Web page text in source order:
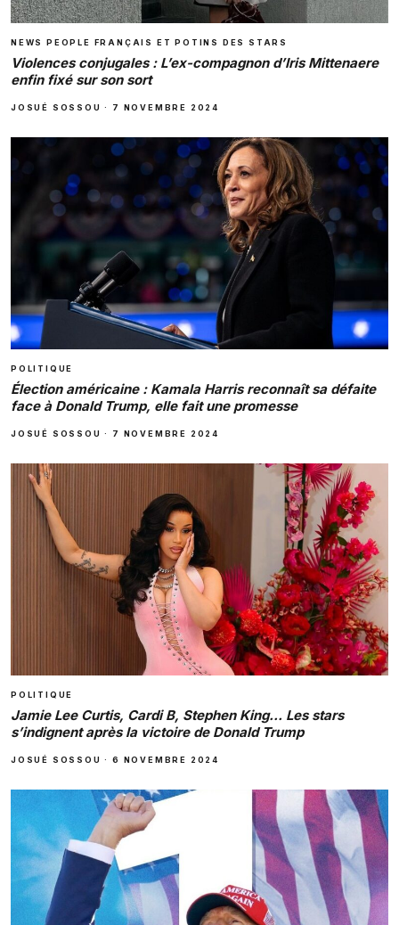
NEWS PEOPLE FRANÇAIS ET POTINS DES STARS
Violences conjugales : L’ex-compagnon d’Iris Mittenaere
enfin fixé sur son sort
JOSUÉ SOSSOU · 7 NOVEMBRE 2024
POLITIQUE
Élection américaine : Kamala Harris reconnaît sa défaite
face à Donald Trump, elle fait une promesse
JOSUÉ SOSSOU · 7 NOVEMBRE 2024
POLITIQUE
Jamie Lee Curtis, Cardi B, Stephen King… Les stars
s’indignent après la victoire de Donald Trump
JOSUÉ SOSSOU ·6 NOVEMBRE 2024